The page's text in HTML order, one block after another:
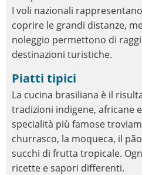
I voli nazionali
coprire le grandi distanze,
noleggio permettono di
destinazioni turistiche.
Piatti tipici
La cucina brasiliana è il
tradizioni indigene, africane
specialità più famose
churrasco, la moqueca, il
succhi di frutta tropicale.
ricette e sapori differenti.